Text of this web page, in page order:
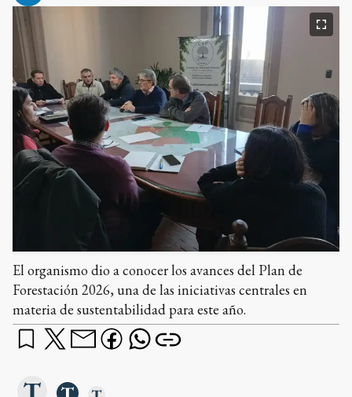
El organismo dio a conocer los avances del Plan de
Forestación 2026, una de las iniciativas centrales en
materia de sustentabilidad para este año.